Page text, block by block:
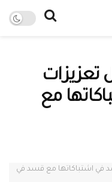
تعزيزات
مع